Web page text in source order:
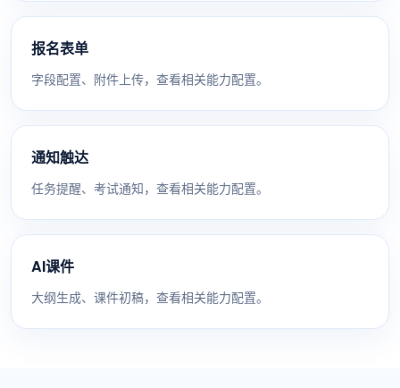
报名表单
字段配置、附件上传，查看相关能力配置。
通知触达
任务提醒、考试通知，查看相关能力配置。
AI课件
大纲生成、课件初稿，查看相关能力配置。